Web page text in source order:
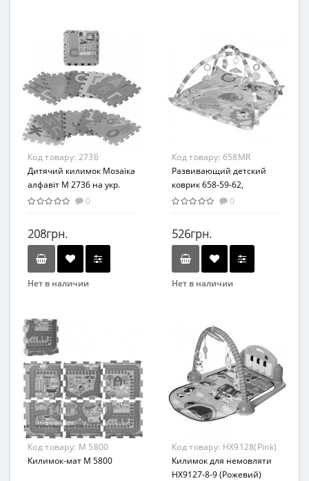
От 1 года
Материал
EVA
Возраст
От 12 мес
Возрастная группа
ПВХ
Код товару: 2736
Дитячий килимок Мозаїка
алфавіт M 2736 на укр.
мова
0
208грн.
Нет в наличии
Возраст
От 6 мес
Возрастная группа
от 0,5 лет
Материал
Пенополиэтилен
Код товару: 658MR
Развивающий детский
коврик 658-59-62,
подвески 5шт, 83-83 см
0
526грн.
Нет в наличии
Коврик
Возраст
С рождения
Возрастная группа
От 0 лет
Комбинированный
Код товару: M 5800
Килимок-мат M 5800
Код товару: HX9128(Pink)
Килимок для немовляти
HX9127-8-9 (Рожевий)